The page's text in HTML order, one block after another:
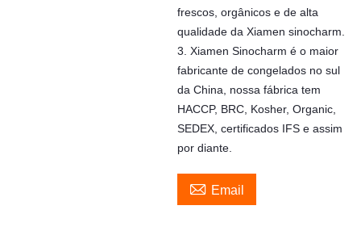
frescos, orgânicos e de alta
qualidade da Xiamen sinocharm.
3. Xiamen Sinocharm é o maior
fabricante de congelados no sul
da China, nossa fábrica tem
HACCP, BRC, Kosher, Organic,
SEDEX, certificados IFS e assim
por diante.
 Email